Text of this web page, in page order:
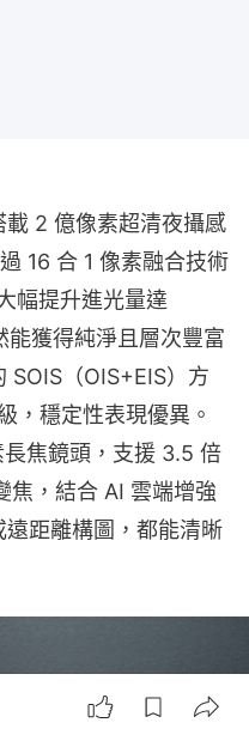
2 億像素超清夜攝感
16 合 1 像素融合技術
幅提升進光量達
獲得純淨且層次豐富
SOIS（OIS+EIS）方
，穩定性表現優異。
焦鏡頭，支援 3.5 倍
焦，結合 AI 雲端增強
距離構圖，都能清晰